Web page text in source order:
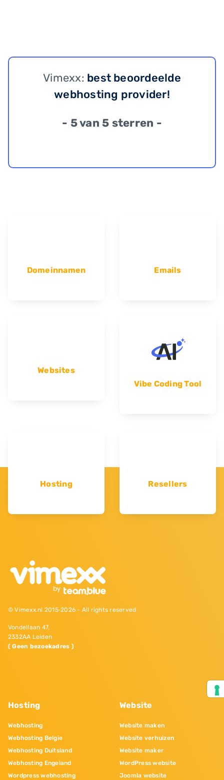
Vimexx: best beoordeelde
webhosting provider!
- 5 van 5 sterren -
Domeinnamen Emails
Websites
Vibe Coding Tool
Hosting Resellers
© Vimexx.nl 2015‐2026 - All rights reserved
Vondellaan 47,
2332AA Leiden
( Geen bezoekadres )
Hosting
Webhosting
Webhosting Belgie
Webhosting Duitsland
Webhosting Engeland
Wordpress webhosting
Website
Website maken
Website verhuizen
Website maker
WordPress website
Joomla website